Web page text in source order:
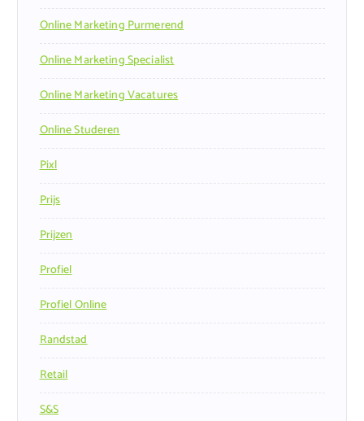
Online Marketing Purmerend
Online Marketing Specialist
Online Marketing Vacatures
Online Studeren
Pixl
Prijs
Prijzen
Profiel
Profiel Online
Randstad
Retail
S&s